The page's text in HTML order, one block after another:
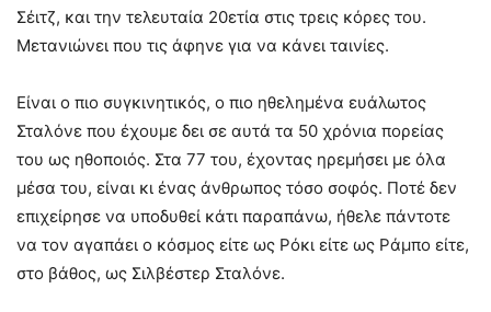
Σέιτζ, και την τελευταία 20ετία στις τρεις κόρες του.
Μετανιώνει που τις άφηνε για να κάνει ταινίες.
Είναι ο πιο συγκινητικός, ο πιο ηθελημένα ευάλωτος
Σταλόνε που έχουμε δει σε αυτά τα 50 χρόνια πορείας
του ως ηθοποιός. Στα 77 του, έχοντας ηρεμήσει με όλα
μέσα του, είναι κι ένας άνθρωπος τόσο σοφός. Ποτέ δεν
επιχείρησε να υποδυθεί κάτι παραπάνω, ήθελε πάντοτε
να τον αγαπάει ο κόσμος είτε ως Ρόκι είτε ως Ράμπο είτε,
στο βάθος, ως Σιλβέστερ Σταλόνε.